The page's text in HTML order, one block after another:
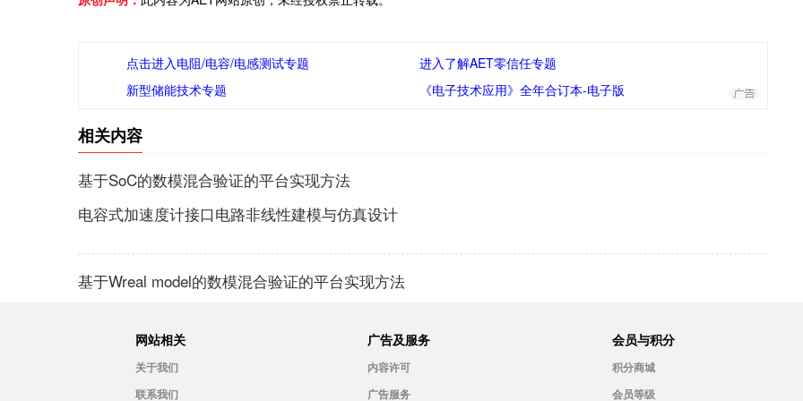
点击进入电阻/电容/电感测试专题
进入了解AET零信任专题
新型储能技术专题
《电子技术应用》全年合订本-电子版
相关内容
基于SoC的数模混合验证的平台实现方法
电容式加速度计接口电路非线性建模与仿真设计
基于Wreal model的数模混合验证的平台实现方法
网站相关
关于我们
联系我们
广告及服务
内容许可
广告服务
会员与积分
积分商城
会员等级